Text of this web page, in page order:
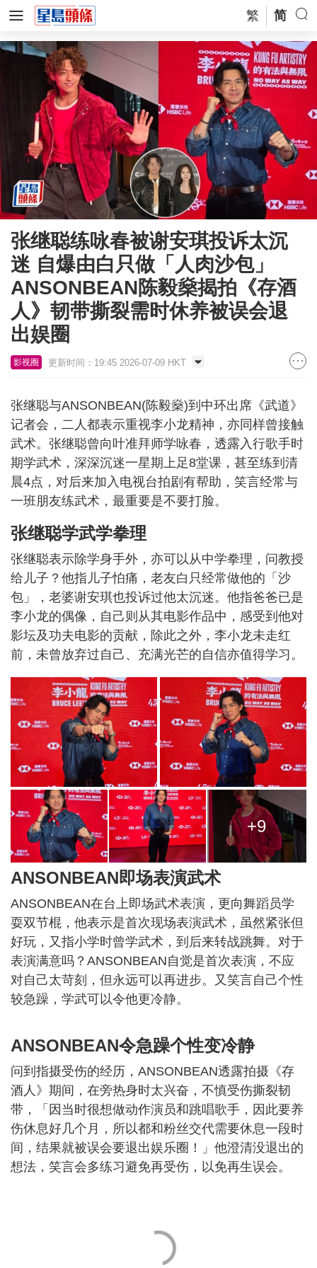
繁 简
张继聪练咏春被谢安琪投诉太沉
迷 自爆由白只做「人肉沙包」
ANSONBEAN陈毅燊揭拍《存酒
人》韧带撕裂需时休养被误会退
出娱圈
影视圈 更新时间：19:45 2026-07-09 HKT
张继聪与ANSONBEAN(陈毅燊)到中环出席《武道》
记者会，二人都表示重视李小龙精神，亦同样曾接触
武术。张继聪曾向叶准拜师学咏春，透露入行歌手时
期学武术，深深沉迷一星期上足8堂课，甚至练到清
晨4点，对后来加入电视台拍剧有帮助，笑言经常与
一班朋友练武术，最重要是不要打脸。
张继聪学武学拳理
张继聪表示除学身手外，亦可以从中学拳理，问教授
给儿子？他指儿子怕痛，老友白只经常做他的「沙
包」，老婆谢安琪也投诉过他太沉迷。他指爸爸已是
李小龙的偶像，自己则从其电影作品中，感受到他对
影坛及功夫电影的贡献，除此之外，李小龙未走红
前，未曾放弃过自己、充满光芒的自信亦值得学习。
+9
ANSONBEAN即场表演武术
ANSONBEAN在台上即场武术表演，更向舞蹈员学
耍双节棍，他表示是首次现场表演武术，虽然紧张但
好玩，又指小学时曾学武术，到后来转战跳舞。对于
表演满意吗？ANSONBEAN自觉是首次表演，不应
对自己太苛刻，但永远可以再进步。又笑言自己个性
较急躁，学武可以令他更冷静。
ANSONBEAN令急躁个性变冷静
问到指摄受伤的经历，ANSONBEAN透露拍摄《存
酒人》期间，在旁热身时太兴奋，不慎受伤撕裂韧
带，「因当时很想做动作演员和跳唱歌手，因此要养
伤休息好几个月，所以都和粉丝交代需要休息一段时
间，结果就被误会要退出娱乐圈！」他澄清没退出的
想法，笑言会多练习避免再受伤，以免再生误会。